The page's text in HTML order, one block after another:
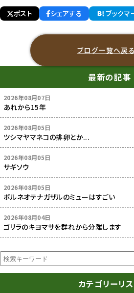
ポスト
シェアする ブックマ
ブログ一覧へ戻る
最新の記事
2026年08月07日
あれから15年
2026年08月05日
ツシマヤマネコの排卵とか...
2026年08月05日
サギソウ
2026年08月05日
ボルネオテナガザルのミューはすごい
2026年08月04日
ゴリラのキヨマサを群れから分離します
カテゴリーリ